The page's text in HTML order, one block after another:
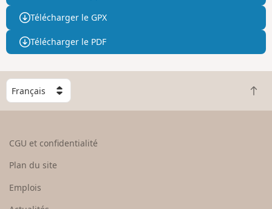
Télécharger le GPX
Télécharger le PDF
C
h
o
e
R
e
CGU et confidentialité
Plan du site
Emplois